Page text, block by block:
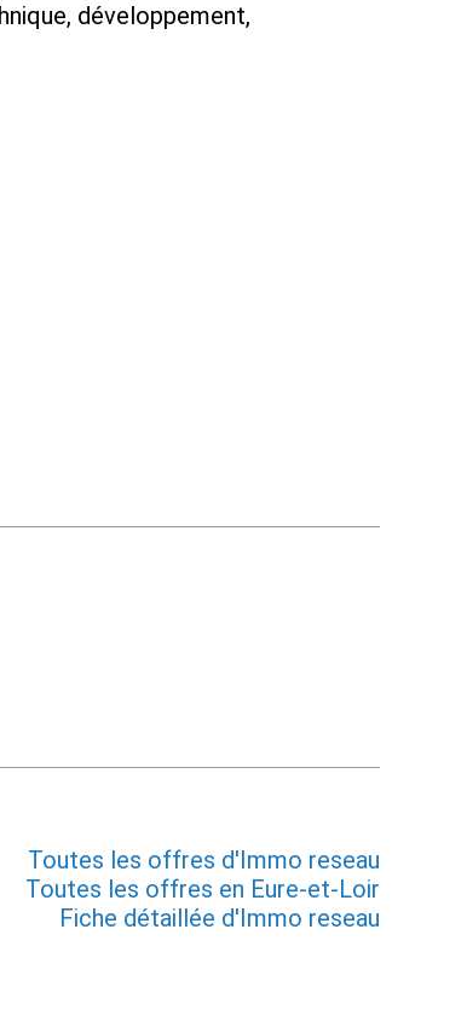
développement,
Toutes les offres d'Immo reseau
Toutes les offres en Eure-et-Loir
Fiche détaillée d'Immo reseau